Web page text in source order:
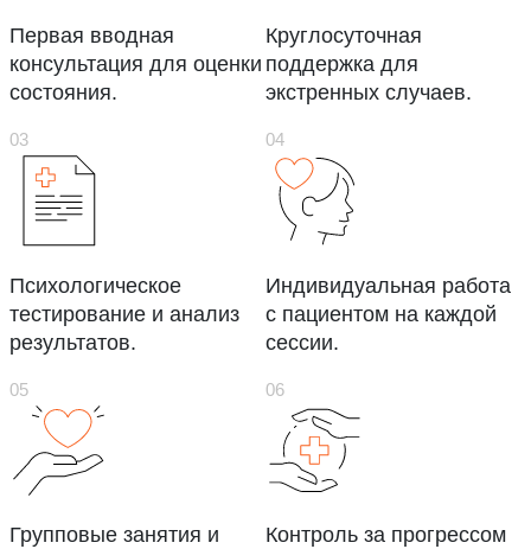
Первая вводная
консультация для оценки
состояния.
Круглосуточная
поддержка для
экстренных случаев.
Психологическое
тестирование и анализ
результатов.
Индивидуальная работа
с пациентом на каждой
сессии.
Групповые занятия и
Контроль за прогрессом